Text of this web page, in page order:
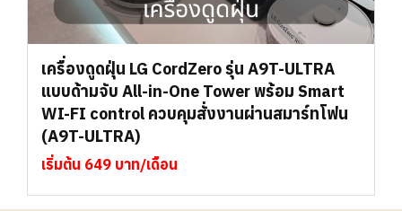
เครื่องดูดฝุ่น LG CordZero รุ่น A9T-ULTRA
แบบด้ามจับ All-in-One Tower พร้อม Smart
WI-FI control ควบคุมสั่งงานผ่านสมาร์ทโฟน
(A9T-ULTRA)
เริ่มต้น 649 บาท/เดือน